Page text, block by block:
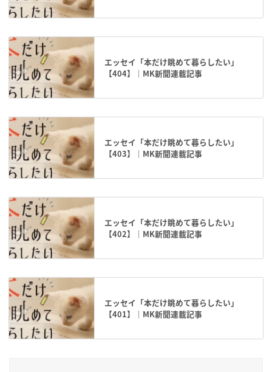
エッセイ「本だけ眺めて暮らしたい」
【404】｜MK新聞連載記事
エッセイ「本だけ眺めて暮らしたい」
【403】｜MK新聞連載記事
エッセイ「本だけ眺めて暮らしたい」
【402】｜MK新聞連載記事
エッセイ「本だけ眺めて暮らしたい」
【401】｜MK新聞連載記事